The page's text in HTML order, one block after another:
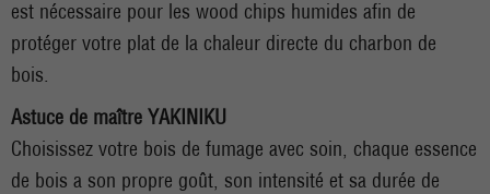
est nécessaire pour les wood chips humides afin de
protéger votre plat de la chaleur directe du charbon de
bois.
Astuce de maître YAKINIKU
Choisissez votre bois de fumage avec soin, chaque essence
de bois a son propre goût, son intensité et sa durée de